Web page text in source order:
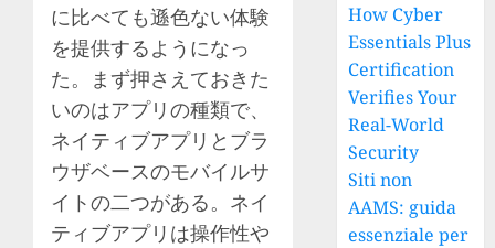
に比べても遜色ない体験
を提供するようになっ
た。まず押さえておきた
いのはアプリの種類で、
ネイティブアプリとブラ
ウザベースのモバイルサ
イトの二つがある。ネイ
ティブアプリは操作性や
How Cyber
Essentials Plus
Certification
Verifies Your
Real-World
Security
Siti non
AAMS: guida
essenziale per